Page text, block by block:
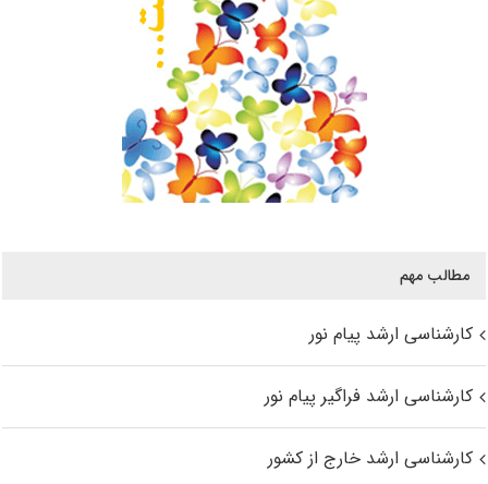
مطالب مهم
کارشناسی ارشد پیام نور
کارشناسی ارشد فراگیر پیام نور
کارشناسی ارشد خارج از کشور